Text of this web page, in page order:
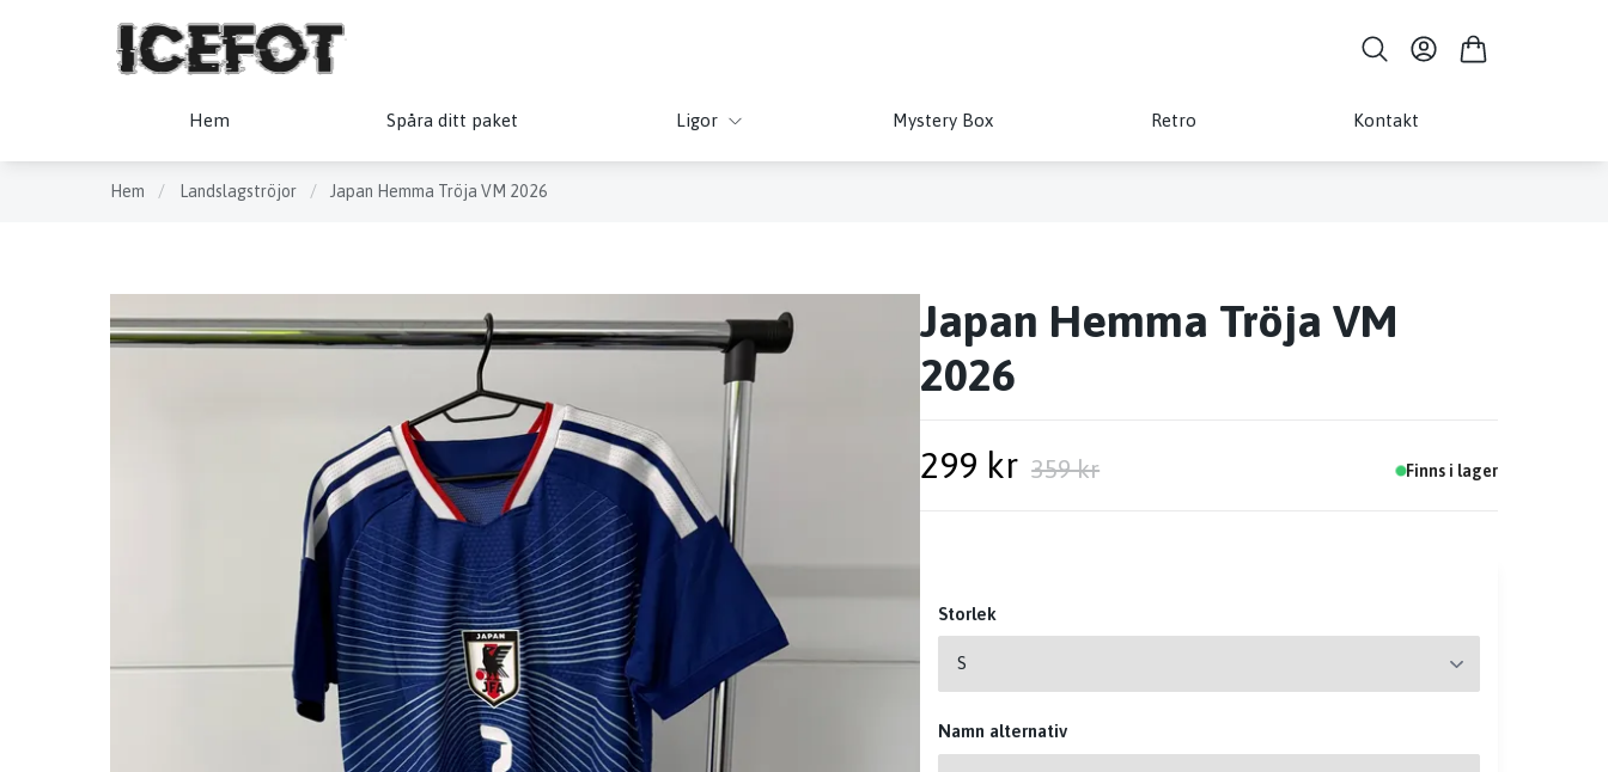
Hem Spåra ditt paket Ligor Mystery Box Retro Kontakt
Hem / Landslagströjor / Japan Hemma Tröja VM 2026
Japan Hemma Tröja VM
2026
299 kr 359 kr Finns i lager
Storlek
Namn alternativ